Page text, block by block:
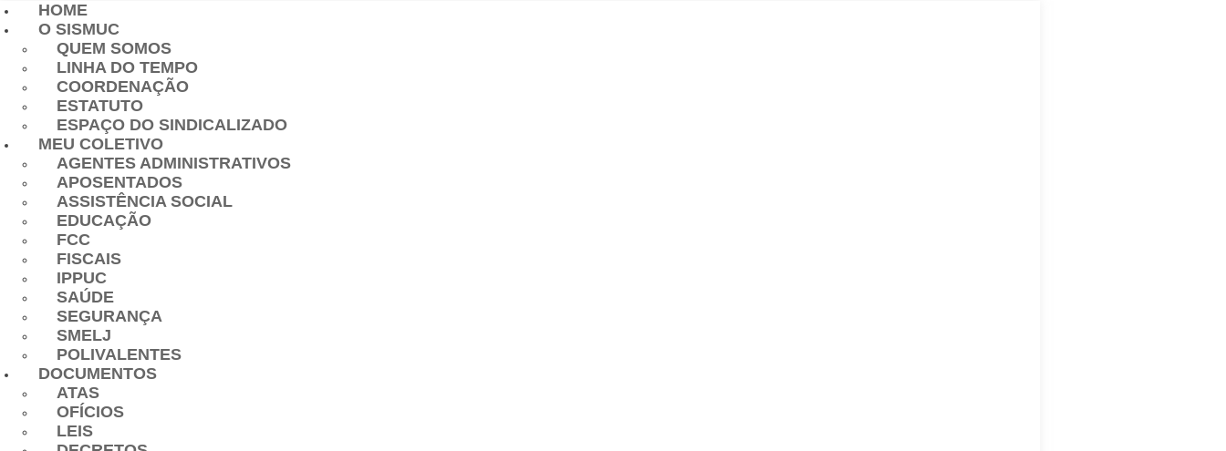
HOME
O SISMUC
QUEM SOMOS
LINHA DO TEMPO
COORDENAÇÃO
ESTATUTO
ESPAÇO DO SINDICALIZADO
MEU COLETIVO
AGENTES ADMINISTRATIVOS
APOSENTADOS
ASSISTÊNCIA SOCIAL
EDUCAÇÃO
FCC
FISCAIS
IPPUC
SAÚDE
SEGURANÇA
SMELJ
POLIVALENTES
DOCUMENTOS
ATAS
OFÍCIOS
LEIS